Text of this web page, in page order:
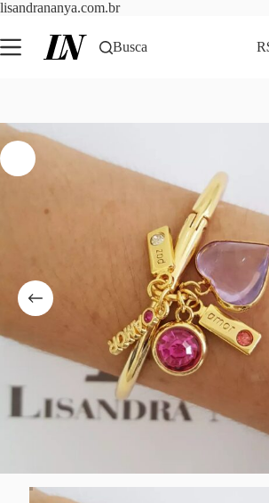
lisandrananya.com.brPular
o
conteúdo
Busca